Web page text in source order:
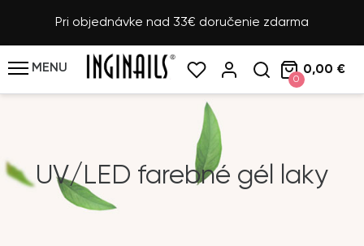
Pri objednávke nad 33€ doručenie zdarma
MENU
0
0,00 €
UV/LED farebné gél laky